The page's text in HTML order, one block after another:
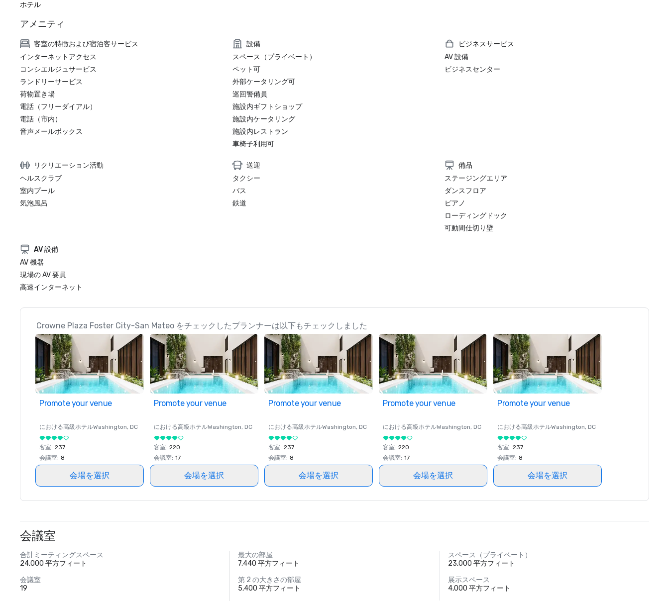
ホテル
アメニティ
客室の特徴および宿泊客サービス
インターネットアクセス
コンシエルジュサービス
ランドリーサービス
荷物置き場
電話（フリーダイアル）
電話（市内）
音声メールボックス
設備
スペース（プライベート）
ペット可
外部ケータリング可
巡回警備員
施設内ギフトショップ
施設内ケータリング
施設内レストラン
車椅子利用可
ビジネスサービス
AV 設備
ビジネスセンター
リクリエーション活動
ヘルスクラブ
室内プール
気泡風呂
送迎
タクシー
バス
鉄道
備品
ステージングエリア
ダンスフロア
ピアノ
ローディングドック
可動間仕切り壁
AV 設備
AV 機器
現場の AV 要員
高速インターネット
Crowne Plaza Foster City-San Mateo をチェックしたプランナーは以下もチェックしました
Promote your venue
における高級ホテルWashington, DC
客室: 237
会議室: 8
会場を選択
Promote your venue
における高級ホテルWashington, DC
客室: 220
会議室: 17
会場を選択
Promote your venue
における高級ホテルWashington, DC
客室: 237
会議室: 8
会場を選択
Promote your venue
における高級ホテルWashington, DC
客室: 220
会議室: 17
会場を選択
Promote your venue
における高級ホテルWashington, DC
客室: 237
会議室: 8
会場を選択
会議室
合計ミーティングスペース
24,000 平方フィート
最大の部屋
7,440 平方フィート
スペース（プライベート）
23,000 平方フィート
会議室
19
第 2 の大きさの部屋
5,400 平方フィート
展示スペース
4,000 平方フィート